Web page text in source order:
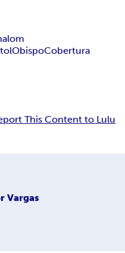
ObispoCobertura
This Content to Lulu
Vargas